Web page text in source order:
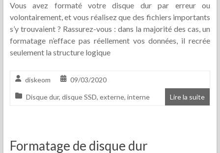
Vous avez formaté votre disque dur par erreur ou
volontairement, et vous réalisez que des fichiers importants
s’y trouvaient ? Rassurez-vous : dans la majorité des cas, un
formatage n’efface pas réellement vos données, il recrée
seulement la structure logique
diskeom 09/03/2020
Disque dur, disque SSD, externe, interne Lire la suite
Formatage de disque dur